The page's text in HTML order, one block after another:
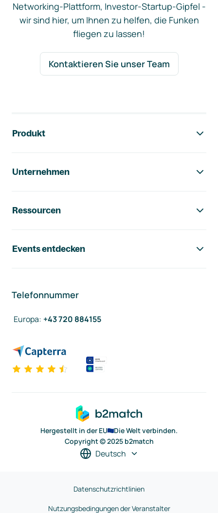
Networking-Plattform, Investor-Startup-Gipfel -
wir sind hier, um Ihnen zu helfen, die Funken
fliegen zu lassen!
Kontaktieren Sie unser Team
Produkt
Unternehmen
Ressourcen
Events entdecken
Telefonnummer
Europa: +43 720 884155
Hergestellt in der EU
Die Welt verbinden.
Copyright © 2025 b2match
Deutsch
Datenschutzrichtlinien
Nutzungsbedingungen der Veranstalter